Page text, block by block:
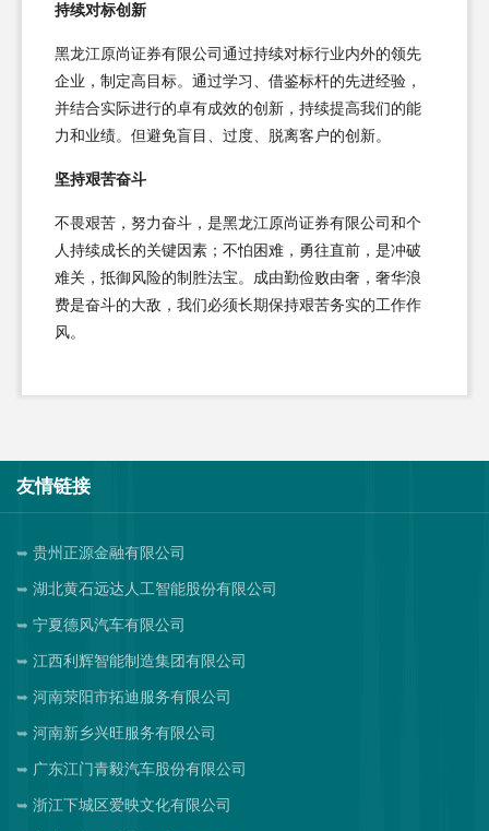
持续对标创新
黑龙江原尚证券有限公司通过持续对标行业内外的领先
企业，制定高目标。通过学习、借鉴标杆的先进经验，
并结合实际进行的卓有成效的创新，持续提高我们的能
力和业绩。但避免盲目、过度、脱离客户的创新。
坚持艰苦奋斗
不畏艰苦，努力奋斗，是黑龙江原尚证券有限公司和个
人持续成长的关键因素；不怕困难，勇往直前，是冲破
难关，抵御风险的制胜法宝。成由勤俭败由奢，奢华浪
费是奋斗的大敌，我们必须长期保持艰苦务实的工作作
风。
友情链接
贵州正源金融有限公司
湖北黄石远达人工智能股份有限公司
宁夏德风汽车有限公司
江西利辉智能制造集团有限公司
河南荥阳市拓迪服务有限公司
河南新乡兴旺服务有限公司
广东江门青毅汽车股份有限公司
浙江下城区爱映文化有限公司